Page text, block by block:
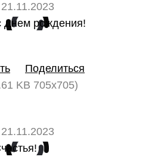
21.11.2023
Поделиться
KB 705x705)
21.11.2023